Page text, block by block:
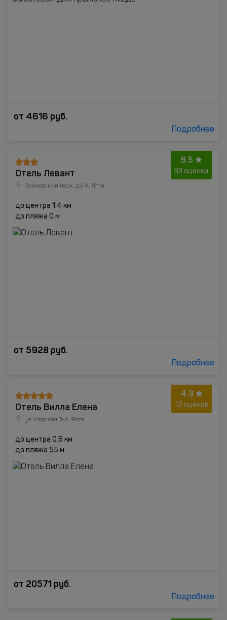
от 4616 руб.
Подробнее
9.5
33 оценки
Отель Левант
Приморский парк, д.3 А, Ялта
до центра 1.4 км
до пляжа 0 м
от 5928 руб.
Подробнее
4.3
12 оценок
Отель Вилла Елена
ул. Морская 3-А, Ялта
до центра 0.6 км
до пляжа 55 м
от 20571 руб.
Подробнее